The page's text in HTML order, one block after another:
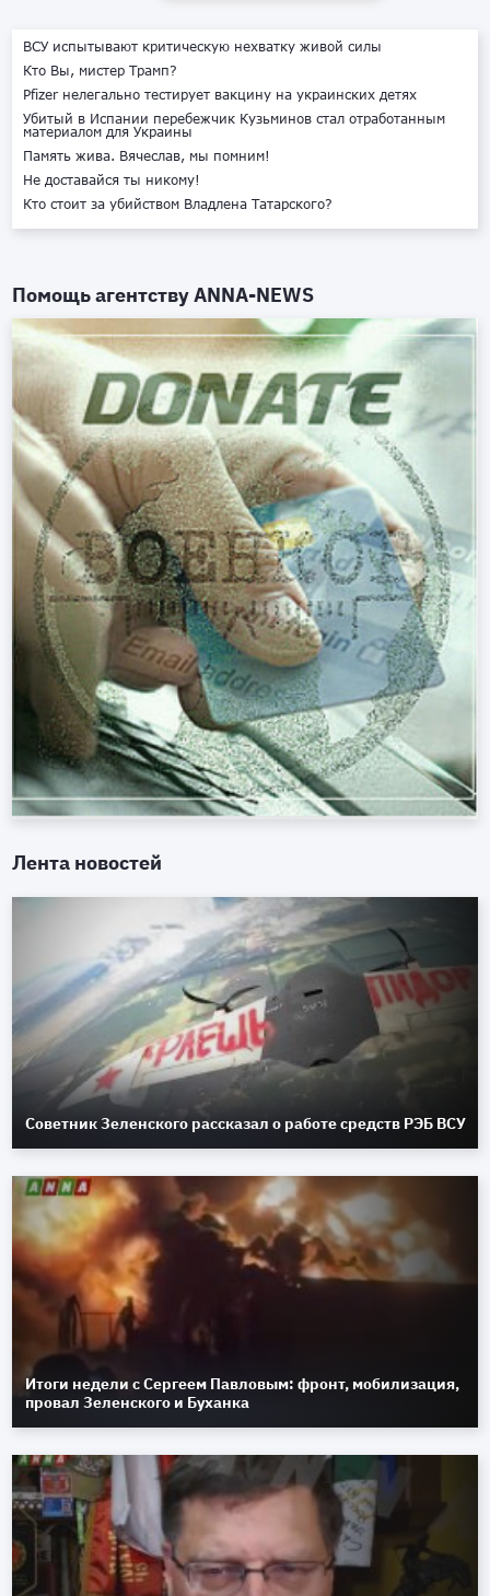
ВСУ испытывают критическую нехватку живой силы
Кто Вы, мистер Трамп?
Pfizer нелегально тестирует вакцину на украинских детях
Убитый в Испании перебежчик Кузьминов стал отработанным
материалом для Украины
Память жива. Вячеслав, мы помним!
Не доставайся ты никому!
Кто стоит за убийством Владлена Татарского?
Помощь агентствуANNA-NEWS
Лента новостей
Советник Зеленского рассказал о работе средств РЭБ ВСУ
Итоги недели с Сергеем Павловым: фронт, мобилизация,
провал Зеленского и Буханка